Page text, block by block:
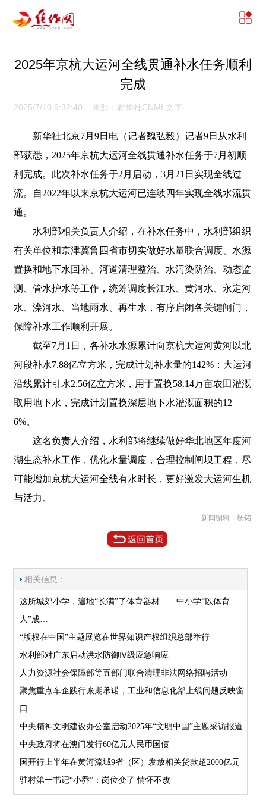
2025年京杭大运河全线贯通补水任务顺利
完成
2025/7/10 9:32:40 来源：新华社CNML文字
新华社北京7月9日电（记者魏弘毅）记者9日从水利
部获悉，2025年京杭大运河全线贯通补水任务于7月初顺
利完成。此次补水任务于2月启动，3月21日实现全线过
流。自2022年以来京杭大运河已连续四年实现全线水流贯
通。
水利部相关负责人介绍，在补水任务中，水利部组织
有关单位和京津冀鲁四省市切实做好水量联合调度、水源
置换和地下水回补、河道清理整治、水污染防治、动态监
测、管水护水等工作，统筹调度长江水、黄河水、永定河
水、滦河水、当地雨水、再生水，有序启闭各关键闸门，
保障补水工作顺利开展。
截至7月1日，各补水水源累计向京杭大运河黄河以北
河段补水7.88亿立方米，完成计划补水量的142%；大运河
沿线累计引水2.56亿立方米，用于置换58.14万亩农田灌溉
取用地下水，完成计划置换深层地下水灌溉面积的12
6%。
这名负责人介绍，水利部将继续做好华北地区年度河
湖生态补水工作，优化水量调度，合理控制闸坝工程，尽
可能增加京杭大运河全线有水时长，更好激发大运河生机
与活力。
新闻编辑：杨铭
相关信息：
这所城郊小学，遍地“长满”了体育器材——中小学“以体育
人”成…
“版权在中国”主题展览在世界知识产权组织总部举行
水利部对广东启动洪水防御Ⅳ级应急响应
人力资源社会保障部等五部门联合清理非法网络招聘活动
聚焦重点车企践行账期承诺，工业和信息化部上线问题反映窗
口
中央精神文明建设办公室启动2025年“文明中国”主题采访报道
中央政府将在澳门发行60亿元人民币国债
国开行上半年在黄河流域9省（区）发放相关贷款超2000亿元
驻村第一书记“小乔”：岗位变了 情怀不改